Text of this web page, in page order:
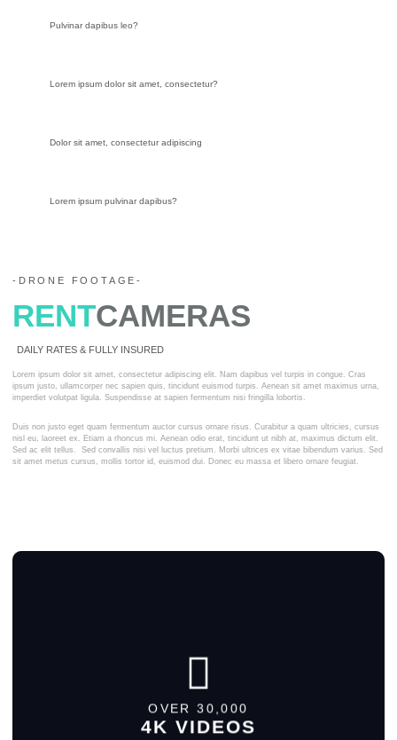
-DRONE FOOTAGE-
RENTCAMERAS
DAILY RATES & FULLY INSURED
Lorem ipsum dolor sit amet, consectetur adipiscing elit. Nam dapibus vel turpis in congue. Cras
ipsum justo, ullamcorper nec sapien quis, tincidunt euismod turpis. Aenean sit amet maximus urna,
imperdiet volutpat ligula. Suspendisse at sapien fermentum nisi fringilla lobortis.
Duis non justo eget quam fermentum auctor cursus ornare risus. Curabitur a quam ultricies, cursus
nisl eu, laoreet ex. Etiam a rhoncus mi. Aenean odio erat, tincidunt ut nibh at, maximus dictum elit.
Sed ac elit tellus. Sed convallis nisi vel luctus pretium. Morbi ultrices ex vitae bibendum varius. Sed
sit amet metus cursus, mollis tortor id, euismod dui. Donec eu massa et libero ornare feugiat.
Pulvinar dapibus leo?
Lorem ipsum dolor sit amet, consectetur?
Dolor sit amet, consectetur adipiscing
Lorem ipsum pulvinar dapibus?
OVER 30,000
4K VIDEOS
MORE DETAILS